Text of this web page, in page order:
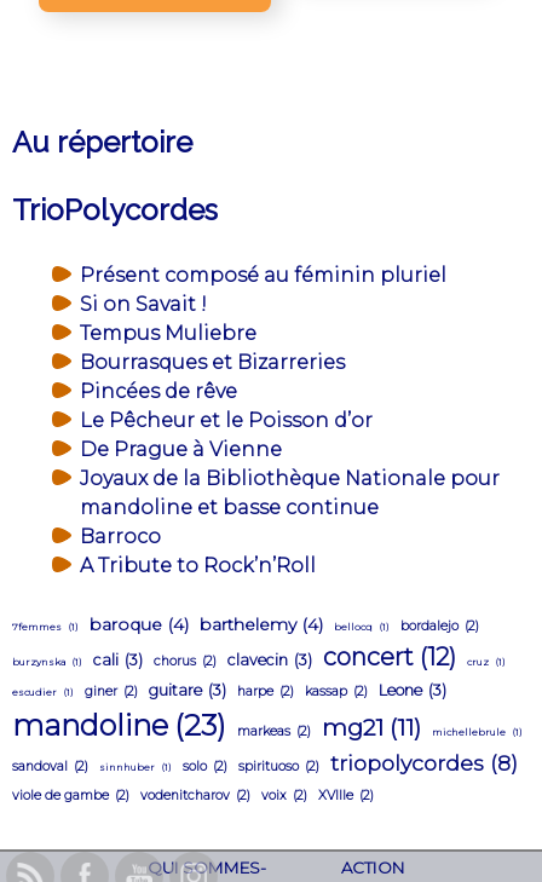
l’article
Au répertoire
TrioPolycordes
Présent composé au féminin pluriel
Si on Savait !
Tempus Muliebre
Bourrasques et Bizarreries
Pincées de rêve
Le Pêcheur et le Poisson d’or
De Prague à Vienne
Joyaux de la Bibliothèque Nationale pour
mandoline et basse continue
Barroco
A Tribute to Rock’n’Roll
7femmes (1) baroque (4) barthelemy (4) bellocq (1) bordalejo (2)
burzynska (1) cali (3) chorus (2) clavecin (3) concert (12) cruz (1)
escudier (1) giner (2) guitare (3) harpe (2) kassap (2) Leone (3)
mandoline (23) markeas (2) mg21 (11) michellebrule (1)
sandoval (2) sinnhuber (1) solo (2) spirituoso (2) triopolycordes (8)
viole de gambe (2) vodenitcharov (2) voix (2) XVIIIe (2)
QUI SOMMES- ACTION